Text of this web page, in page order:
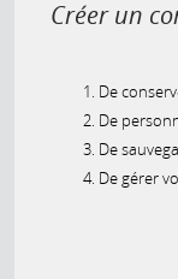
Créer un
De
De
De
De gérer